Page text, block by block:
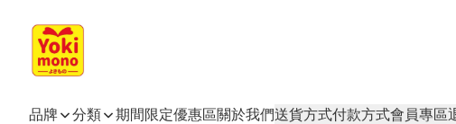
品牌 分類 期間限定優惠區關於我們送貨方式付款方式會員專區